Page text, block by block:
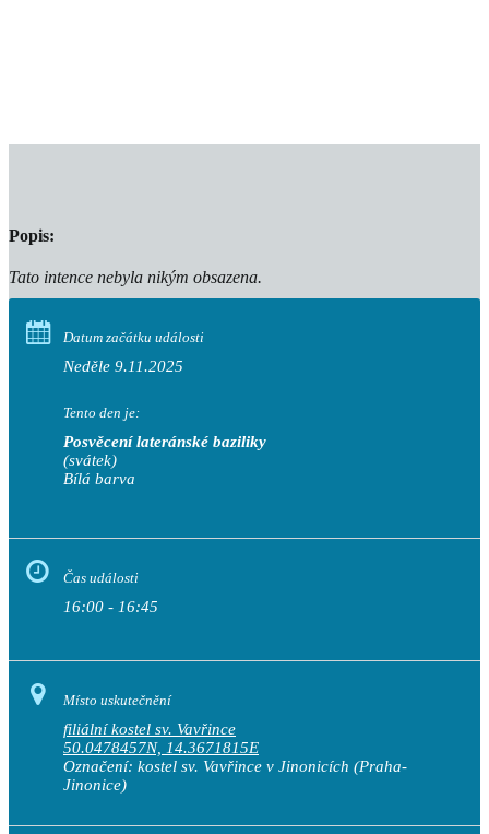
Popis:
Tato intence nebyla nikým obsazena.
Datum začátku události
Neděle 9.11.2025
Tento den je:
Posvěcení lateránské baziliky
(svátek)
Bílá barva
Čas události
16:00 - 16:45
Místo uskutečnění
filiální kostel sv. Vavřince
50.0478457N, 14.3671815E
Označení: kostel sv. Vavřince v Jinonicích (Praha-
Jinonice)